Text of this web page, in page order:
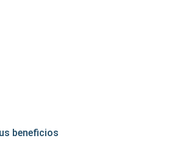
beneficios